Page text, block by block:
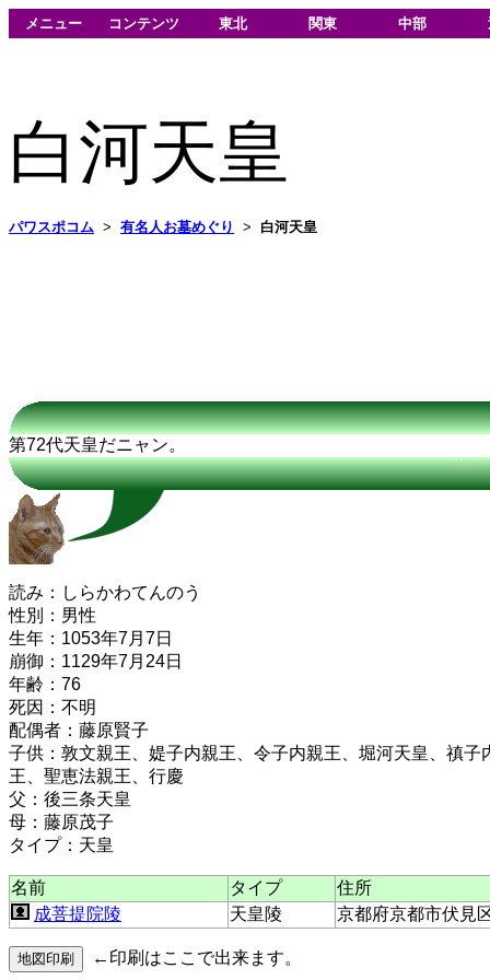
メニュー コンテンツ 東北 関東 中部
白河天皇
パワスポコム > 有名人お墓めぐり > 白河天皇
第72代天皇だニャン。
読み：しらかわてんのう
性別：男性
生年：1053年7月7日
崩御：1129年7月24日
年齢：76
死因：不明
配偶者：藤原賢子
子供：敦文親王、媞子内親王、令子内親王、堀河天皇、禛
王、聖恵法親王、行慶
父：後三条天皇
母：藤原茂子
タイプ：天皇
名前 タイプ
住所
成菩提院陵
天皇陵 京都府京都市伏見
←印刷はここで出来ます。